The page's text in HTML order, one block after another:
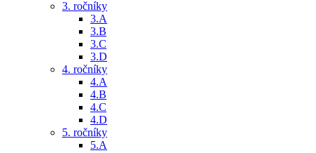
3. ročníky
3.A
3.B
3.C
3.D
4. ročníky
4.A
4.B
4.C
4.D
5. ročníky
5.A